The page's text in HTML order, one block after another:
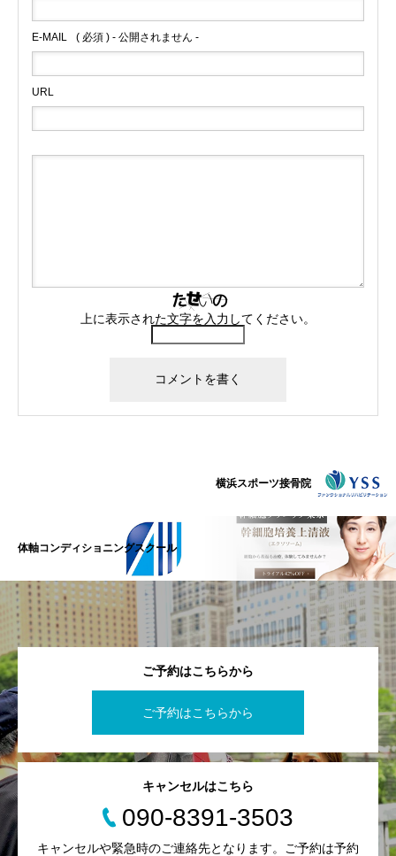
E-MAIL ( 必須 ) - 公開されません -
URL
上に表示された文字を入力してください。
横浜スポーツ接骨院
体軸コンディショニングスクール
ご予約はこちらから
ご予約はこちらから
キャンセルはこちら
090-8391-3503
キャンセルや緊急時のご連絡先となります。ご予約は予約